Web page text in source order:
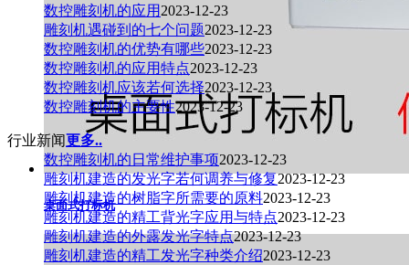
桌面式打标机
数控雕刻机的应用 2023-12-23
雕刻机遇碰到的七个问题2023-12-23
数控雕刻机的优势有哪些2023-12-23
数控雕刻机的应用特点2023-12-23
数控雕刻机应该若何选择2023-12-23
数控雕刻机的主要性2023-12-23
行业新闻更多..
数控雕刻机的日常维护事项2023-12-23
雕刻机建造的发光字若何调养与修复2023-12-23
雕刻机建造的树脂字所需要的原料2023-12-23
雕刻机建造的精工背光字应用与特点2023-12-23
雕刻机建造的外露发光字特点2023-12-23
雕刻机建造的精工发光字种类介绍2023-12-23